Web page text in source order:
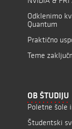
Odklenimo
Quantum
Praktično
Teme
OB ŠTUDIJU
Poletne šole
Študentski